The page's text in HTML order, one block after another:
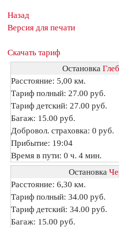
Назад
Версия для печати
Скачать тариф
Остановка
Расстояние: 5,00 км.
Тариф полный: 27.00 руб.
Тариф детский: 27.00 руб.
Багаж: 15.00 руб.
Добровол. страховка: 0 руб.
Прибытие: 19:04
Время в пути: 0 ч. 4 мин.
Остановка
Расстояние: 6,30 км.
Тариф полный: 34.00 руб.
Тариф детский: 34.00 руб.
Багаж: 15.00 руб.